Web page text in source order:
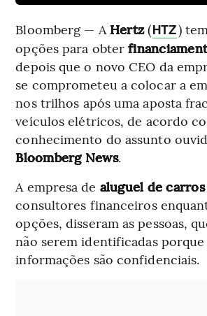
Bloomberg — A Hertz(HTZ)
opções para obter
depois que o novo CEO da
se comprometeu a colocar a
nos trilhos após uma aposta
veículos elétricos, de acordo
conhecimento do assunto
Bloomberg News.
A empresa de aluguel de carros
consultores financeiros
opções, disseram as pessoas,
não serem identificadas porque
informações são confidenciais.